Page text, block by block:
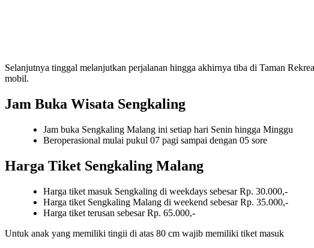
Selanjutnya tinggal melanjutkan perjalanan hingga akhirnya tiba di Taman
mobil.
Jam Buka Wisata Sengkaling
Jam buka Sengkaling Malang ini setiap hari Senin hingga Minggu
Beroperasional mulai pukul 07 pagi sampai dengan 05 sore
Harga Tiket Sengkaling Malang
Harga tiket masuk Sengkaling di weekdays sebesar Rp. 30.000,-
Harga tiket Sengkaling Malang di weekend sebesar Rp. 35.000,-
Harga tiket terusan sebesar Rp. 65.000,-
Untuk anak yang memiliki tingii di atas 80 cm wajib memiliki tiket masuk